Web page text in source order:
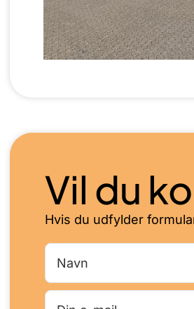
Vil du
Hvis du udfylder